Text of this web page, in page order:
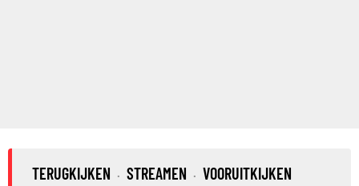
TERUGKIJKEN · STREAMEN · VOORUITKIJKEN